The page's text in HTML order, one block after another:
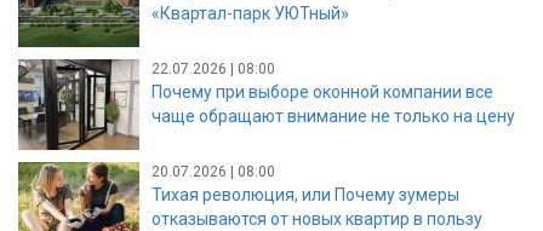
«Квартал-парк УЮТный»
22.07.2026 | 08:00
Почему при выборе оконной компании все
чаще обращают внимание не только на цену
20.07.2026 | 08:00
Тихая революция, или Почему зумеры
отказываются от новых квартир в пользу